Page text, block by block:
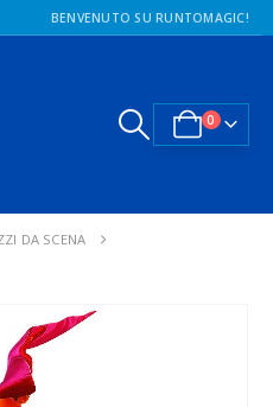
BENVENUTO SU RUNTOMAGIC!
0
DA SCENA